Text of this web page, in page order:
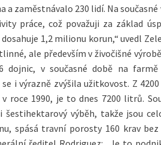
a zaměstnávalo 230 lidí. Na
práce, což považuji za základ
1,2 milionu korun,“ uvedl
ale především v živočišné
v současné době na
i výrazně zvýšila užitkovost. Z
roce 1990, je to dnes 7200 litrů.
výběh, takže jsou
spásá travní porosty 160 krav